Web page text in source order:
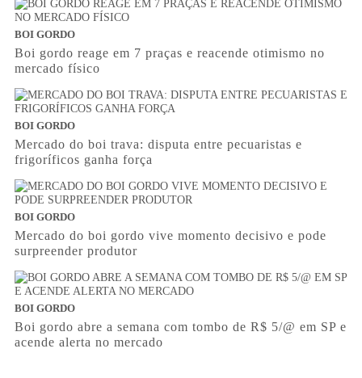
BOI GORDO
Boi gordo reage em 7 praças e reacende otimismo no
mercado físico
BOI GORDO
Mercado do boi trava: disputa entre pecuaristas e
frigoríficos ganha força
BOI GORDO
Mercado do boi gordo vive momento decisivo e pode
surpreender produtor
BOI GORDO
Boi gordo abre a semana com tombo de R$ 5/@ em SP e
acende alerta no mercado